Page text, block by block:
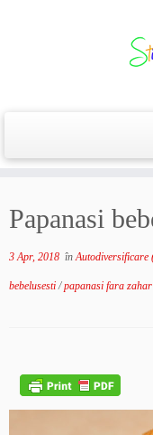
Papanasi
3 Apr, 2018 în
bebelusesti/papanasi fara zahar